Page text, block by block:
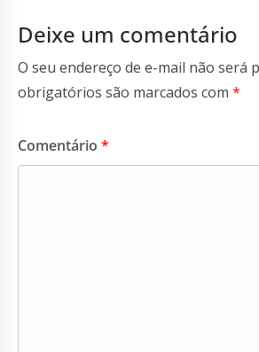
Deixe um comentário
O seu endereço de e-mail não será
obrigatórios são marcados com *
Comentário *